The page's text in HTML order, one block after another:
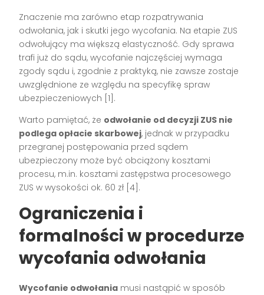
Znaczenie ma zarówno etap rozpatrywania
odwołania, jak i skutki jego wycofania. Na etapie ZUS
odwołujący ma większą elastyczność. Gdy sprawa
trafi już do sądu, wycofanie najczęściej wymaga
zgody sądu i, zgodnie z praktyką, nie zawsze zostaje
uwzględnione ze względu na specyfikę spraw
ubezpieczeniowych [1].
Warto pamiętać, że odwołanie od decyzji ZUS nie
podlega opłacie skarbowej, jednak w przypadku
przegranej postępowania przed sądem
ubezpieczony może być obciążony kosztami
procesu, m.in. kosztami zastępstwa procesowego
ZUS w wysokości ok. 60 zł [4].
Ograniczenia i
formalności w procedurze
wycofania odwołania
Wycofanie odwołania musi nastąpić w sposób